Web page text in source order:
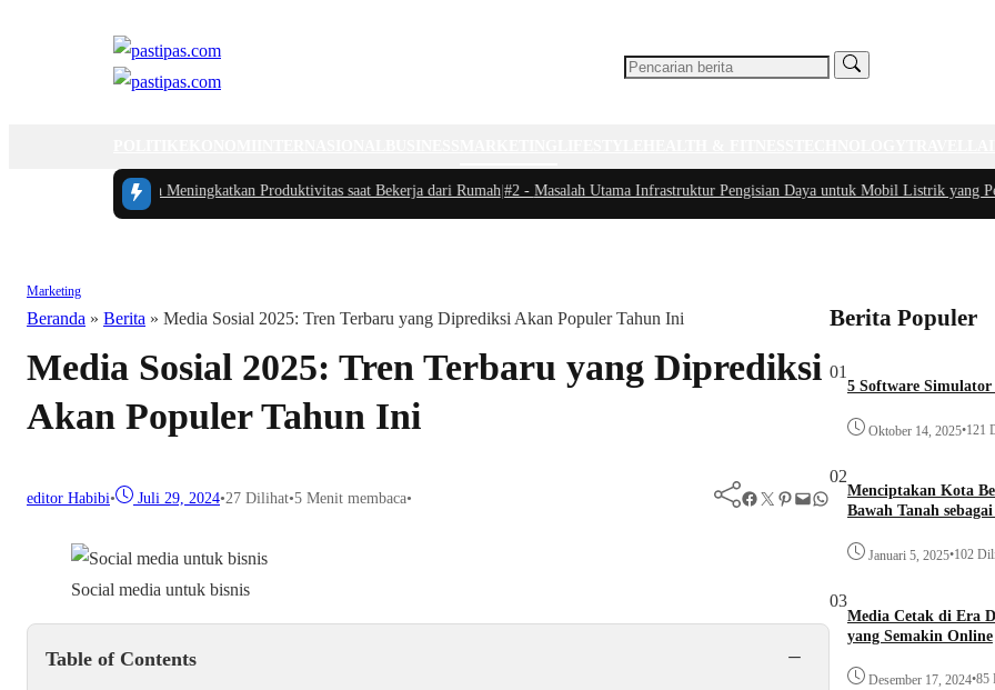
Waktu dan Meningkatkan Produktivitas saat Bekerja dari Rumah|#2 - Masalah Utama Infrastruktur Pengisian Daya untuk Mobil Listrik yang Perlu
Marketing
Beranda » Berita » Media Sosial 2025: Tren Terbaru yang Diprediksi Akan Populer Tahun Ini
Media Sosial 2025: Tren Terbaru yang Diprediksi
Akan Populer Tahun Ini
editor Habibi• Juli 29, 2024•27 Dilihat•5 Menit membaca• Facebook Twitter Pinterest Mail WhatsApp
Social media untuk bisnis
Table of Contents −
Berita Populer
01
5 Software
Oktober 14, 2025•121
02
Menciptakan Kota
Bawah Tanah
Januari 5, 2025•102
03
Media Cetak di Era
yang Semakin Online
Desember 17, 2024•85